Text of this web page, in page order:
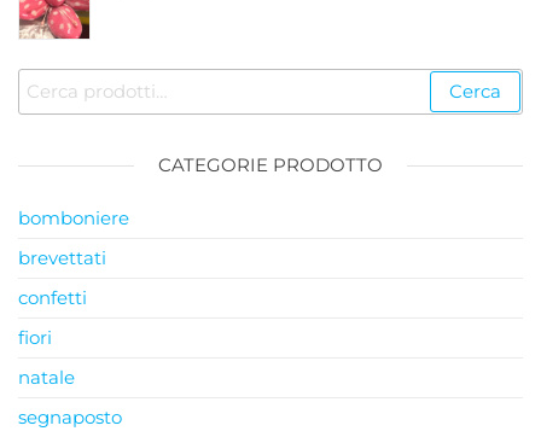
Cerca: Cerca
CATEGORIE PRODOTTO
bomboniere
brevettati
confetti
fiori
natale
segnaposto